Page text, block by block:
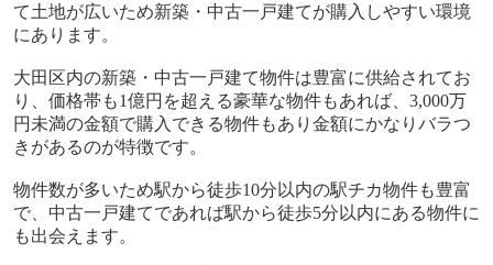
て土地が広いため新築・中古一戸建てが購入しやすい環境
にあります。
大田区内の新築・中古一戸建て物件は豊富に供給されてお
り、価格帯も1億円を超える豪華な物件もあれば、 3,000万
円未満の金額で購入できる物件もあり金額にかなりバラつ
きがあるのが特徴です。
物件数が多いため駅から徒歩10分以内の駅チカ物件も豊富
で、中古一戸建てであれば駅から徒歩5分以内にある物件に
も出会えます。